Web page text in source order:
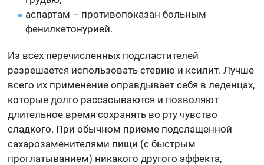
аспартам – противопоказан больным
фенилкетонурией.
Из всех перечисленных подсластителей
разрешается использовать стевию и ксилит. Лучше
всего их применение оправдывает себя в леденцах,
которые долго рассасываются и позволяют
длительное время сохранять во рту чувство
сладкого. При обычном приеме подслащенной
сахарозаменителями пищи (с быстрым
проглатыванием) никакого другого эффекта,